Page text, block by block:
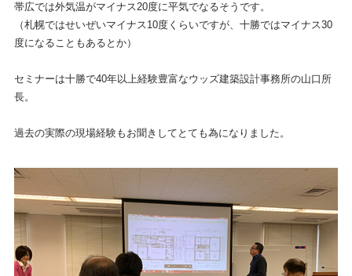
帯広では外気温がマイナス20度に平気でなるそうです。
（札幌ではせいぜいマイナス10度くらいですが、十勝ではマイナス30
度になることもあるとか）
セミナーは十勝で40年以上経験豊富なウッズ建築設計事務所の山口所
長。
過去の実際の現場経験もお聞きしてとても為になりました。